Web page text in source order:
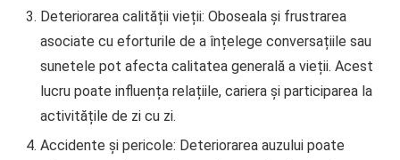
Deteriorarea calității vieții: Oboseala și frustrarea
asociate cu eforturile de a înțelege conversațiile sau
sunetele pot afecta calitatea generală a vieții. Acest
lucru poate influența relațiile, cariera și participarea la
activitățile de zi cu zi.
Accidente și pericole: Deteriorarea auzului poate